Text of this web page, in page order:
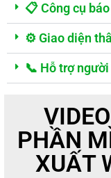
📋 Công cụ
⚙️ Giao diện
📞 Hỗ trợ
PHẦN
XUẤT